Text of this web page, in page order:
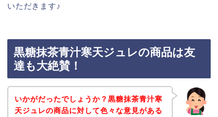
いただきます♪
黒糖抹茶青汁寒天ジュレの商品は友
達も大絶賛！
いかがだったでしょうか？黒糖抹茶青汁寒
天ジュレの商品に対して色々な意見がある